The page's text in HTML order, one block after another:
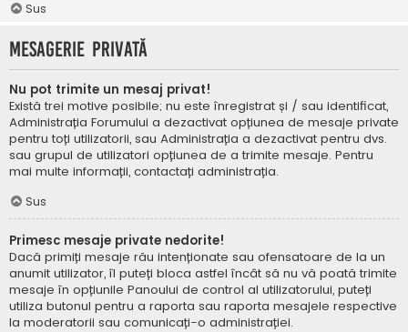
Sus
Mesagerie privată
Nu pot trimite un mesaj privat!
Există trei motive posibile; nu este înregistrat și / sau identificat,
Administrația Forumului a dezactivat opțiunea de mesaje private
pentru toți utilizatorii, sau Administrația a dezactivat pentru dvs.
sau grupul de utilizatori opțiunea de a trimite mesaje. Pentru
mai multe informații, contactați administrația.
Sus
Primesc mesaje private nedorite!
Dacă primiți mesaje rău intenționate sau ofensatoare de la un
anumit utilizator, îl puteți bloca astfel încât să nu vă poată trimite
mesaje în opțiunile Panoului de control al utilizatorului, puteți
utiliza butonul pentru a raporta sau raporta mesajele respective
la moderatorii sau comunicați-o administrației.